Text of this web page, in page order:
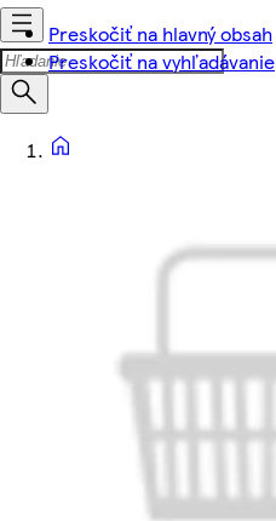
Preskočiť na hlavný obsah
Preskočiť na vyhľadávanie